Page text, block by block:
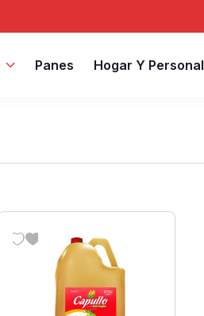
Panes Hogar Y Personal